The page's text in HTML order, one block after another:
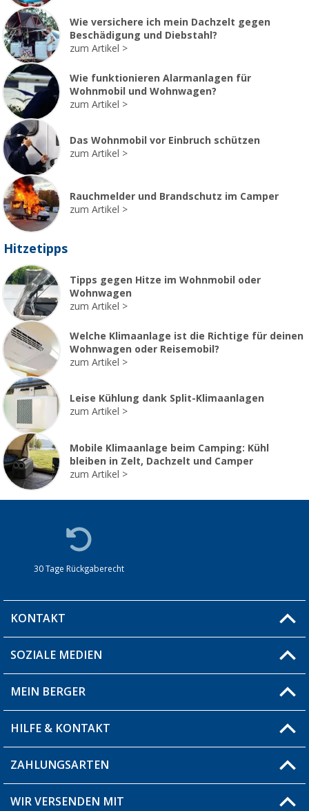
Wie versichere ich mein Dachzelt gegen
Beschädigung und Diebstahl?
zum Artikel
Wie funktionieren Alarmanlagen für
Wohnmobil und Wohnwagen?
zum Artikel
Das Wohnmobil vor Einbruch schützen
zum Artikel
Rauchmelder und Brandschutz im Camper
zum Artikel
Hitzetipps
Tipps gegen Hitze im Wohnmobil oder
Wohnwagen
zum Artikel
Welche Klimaanlage ist die Richtige für deinen
Wohnwagen oder Reisemobil?
zum Artikel
Leise Kühlung dank Split-Klimaanlagen
zum Artikel
Mobile Klimaanlage beim Camping: Kühl
bleiben in Zelt, Dachzelt und Camper
zum Artikel
30 Tage Rückgaberecht
KONTAKT
Du hast eine Frage?
Filiale finden
SOZIALE MEDIEN
MEIN BERGER
Blog
Produkttester
HILFE & KONTAKT
Fragen & Antworten / FAQ
Versandinformationen
ZAHLUNGSARTEN
WIR VERSENDEN MIT